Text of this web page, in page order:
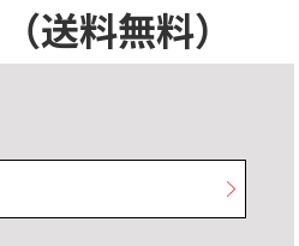
（送料無料）